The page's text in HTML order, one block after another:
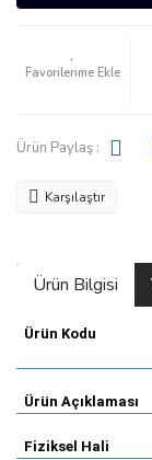
Ürün Paylaş :
Karşılaştır
Ürün Bilgisi
Ürün Kodu
Ürün Açıklaması
Fiziksel Hali